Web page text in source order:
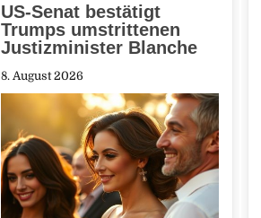
US-Senat bestätigt
Trumps umstrittenen
Justizminister Blanche
8. August 2026